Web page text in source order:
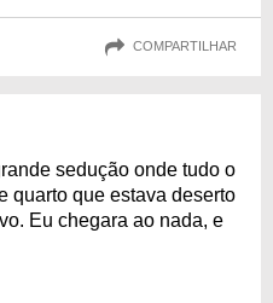
COMPARTILHAR
sedução onde tudo o
quarto que estava deserto
Eu chegara ao nada, e